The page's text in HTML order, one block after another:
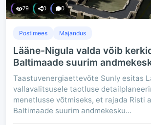
79 0 0
Postimees Majandus
Lääne-Nigula valda võib
Baltimaade suurim
Taastuvenergiaettevõte Sunly esitas
vallavalitsusele taotluse
menetlusse võtmiseks, et rajada Risti
Baltimaade suurim andmekesku...